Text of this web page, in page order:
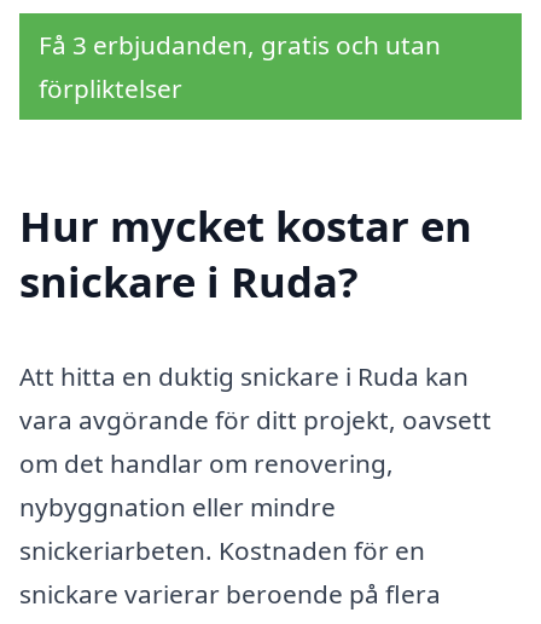
Få 3 erbjudanden, gratis och utan
förpliktelser
Hur mycket kostar en
snickare i Ruda?
Att hitta en duktig snickare i Ruda kan
vara avgörande för ditt projekt, oavsett
om det handlar om renovering,
nybyggnation eller mindre
snickeriarbeten. Kostnaden för en
snickare varierar beroende på flera